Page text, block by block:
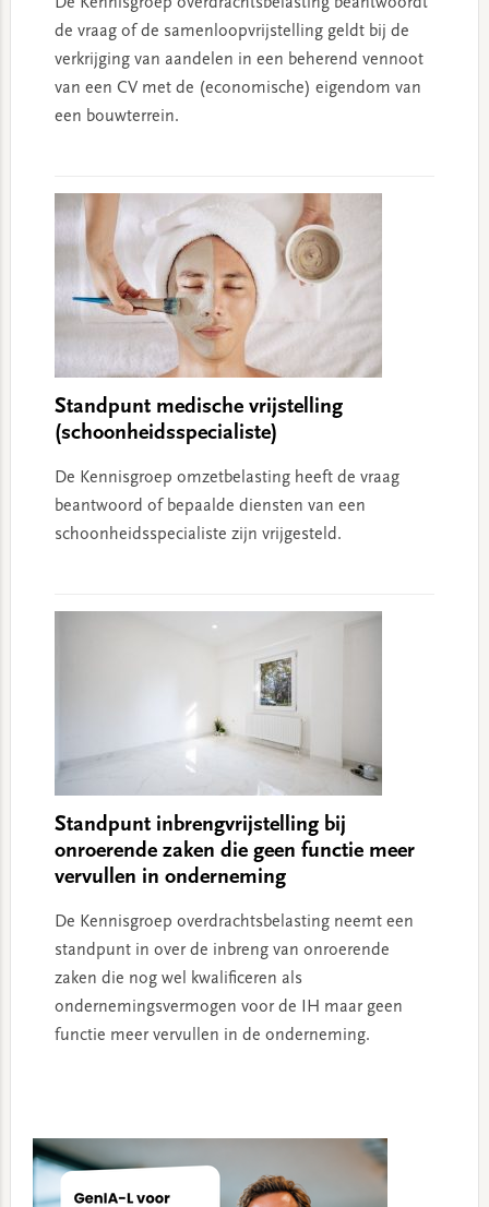
De Kennisgroep overdrachtsbelasting beantwoordt
de vraag of de samenloopvrijstelling geldt bij de
verkrijging van aandelen in een beherend vennoot
van een CV met de (economische) eigendom van
een bouwterrein.
Standpunt medische vrijstelling
(schoonheidsspecialiste)
De Kennisgroep omzetbelasting heeft de vraag
beantwoord of bepaalde diensten van een
schoonheidsspecialiste zijn vrijgesteld.
Standpunt inbrengvrijstelling bij
onroerende zaken die geen functie meer
vervullen in onderneming
De Kennisgroep overdrachtsbelasting neemt een
standpunt in over de inbreng van onroerende
zaken die nog wel kwalificeren als
ondernemingsvermogen voor de IH maar geen
functie meer vervullen in de onderneming.
Sidebar